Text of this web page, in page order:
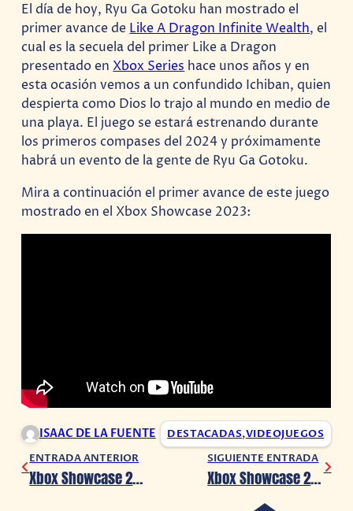
El día de hoy, Ryu Ga Gotoku han mostrado el
primer avance deLike A Dragon Infinite Wealth, el
cual es la secuela del primer Like a Dragon
presentado enXbox Serieshace unos años y en
esta ocasión vemos a un confundido Ichiban, quien
despierta como Dios lo trajo al mundo en medio de
una playa. El juego se estará estrenando durante
los primeros compases del 2024 y próximamente
habrá un evento de la gente de Ryu Ga Gotoku.
Mira a continuación el primer avance de este juego
mostrado en el Xbox Showcase 2023:
ISAAC DE LA FUENTE DESTACADAS,VIDEOJUEGOS
ENTRADA ANTERIOR
Xbox Showcase 2023: ¡Star Wars Outlaws ha sido revelado!
SIGUIENTE ENTRADA
Xbox Showcase 2023: Starfield muestra un nuevo tráiler